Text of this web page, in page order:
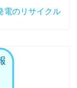
電のリサイクル